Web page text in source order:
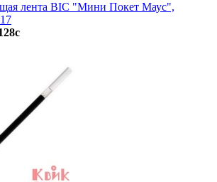
лента BIC "Мини Покет Маус",